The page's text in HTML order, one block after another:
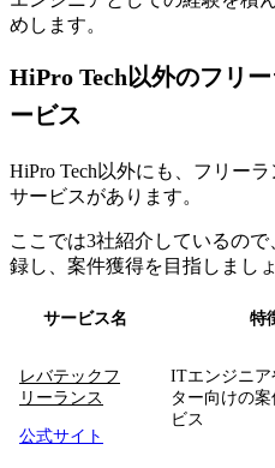
めします。
HiPro Tech以外のフリ
ービス
HiPro Tech以外にも、フリー
サービスがあります。
ここでは3社紹介しているの
録し、案件獲得を目指しましょ
サービス名 特
レバテックフ
リーランス
公式サイト
ITエンジニア
ター向けの
ビス